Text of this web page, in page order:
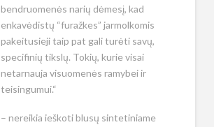
bendruomenės narių dėmesį, kad
enkavėdistų “furažkes” jarmolkomis
pakeitusieji taip pat gali turėti savų,
specifinių tikslų. Tokių, kurie visai
netarnauja visuomenės ramybei ir
teisingumui.“
– nereikia ieškoti blusų sintetiniame